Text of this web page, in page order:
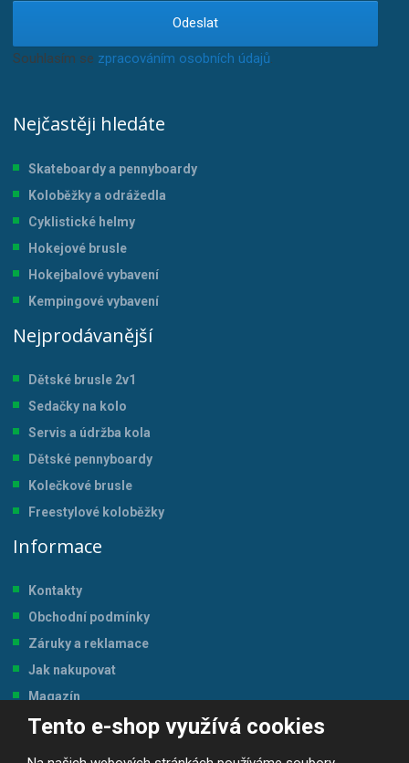
Tento e-shop využívá cookies
Odeslat
Souhlasím se zpracováním osobních údajů.
Nejčastěji hledáte
Skateboardy a pennyboardy
Koloběžky a odrážedla
Cyklistické helmy
Hokejové brusle
Hokejbalové vybavení
Kempingové vybavení
Nejprodávanější
Dětské brusle 2v1
Sedačky na kolo
Servis a údržba kola
Dětské pennyboardy
Kolečkové brusle
Freestylové koloběžky
Informace
Kontakty
Obchodní podmínky
Záruky a reklamace
Jak nakupovat
Magazín
Tabulka velikostí